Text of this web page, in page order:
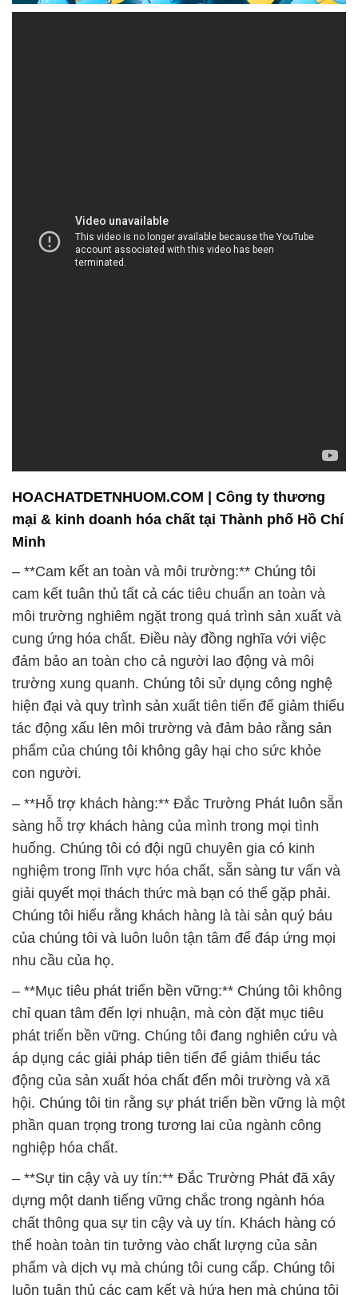
HOACHATDETNHUOM.COM | Công ty thương
mại & kinh doanh hóa chất tại Thành phố Hồ Chí
Minh
– **Cam kết an toàn và môi trường:** Chúng tôi
cam kết tuân thủ tất cả các tiêu chuẩn an toàn và
môi trường nghiêm ngặt trong quá trình sản xuất và
cung ứng hóa chất. Điều này đồng nghĩa với việc
đảm bảo an toàn cho cả người lao động và môi
trường xung quanh. Chúng tôi sử dụng công nghệ
hiện đại và quy trình sản xuất tiên tiến để giảm thiểu
tác động xấu lên môi trường và đảm bảo rằng sản
phẩm của chúng tôi không gây hại cho sức khỏe
con người.
– **Hỗ trợ khách hàng:** Đắc Trường Phát luôn sẵn
sàng hỗ trợ khách hàng của mình trong mọi tình
huống. Chúng tôi có đội ngũ chuyên gia có kinh
nghiệm trong lĩnh vực hóa chất, sẵn sàng tư vấn và
giải quyết mọi thách thức mà bạn có thể gặp phải.
Chúng tôi hiểu rằng khách hàng là tài sản quý báu
của chúng tôi và luôn luôn tận tâm để đáp ứng mọi
nhu cầu của họ.
– **Mục tiêu phát triển bền vững:** Chúng tôi không
chỉ quan tâm đến lợi nhuận, mà còn đặt mục tiêu
phát triển bền vững. Chúng tôi đang nghiên cứu và
áp dụng các giải pháp tiên tiến để giảm thiểu tác
động của sản xuất hóa chất đến môi trường và xã
hội. Chúng tôi tin rằng sự phát triển bền vững là một
phần quan trọng trong tương lai của ngành công
nghiệp hóa chất.
– **Sự tin cậy và uy tín:** Đắc Trường Phát đã xây
dựng một danh tiếng vững chắc trong ngành hóa
chất thông qua sự tin cậy và uy tín. Khách hàng có
thể hoàn toàn tin tưởng vào chất lượng của sản
phẩm và dịch vụ mà chúng tôi cung cấp. Chúng tôi
luôn tuân thủ các cam kết và hứa hẹn mà chúng tôi